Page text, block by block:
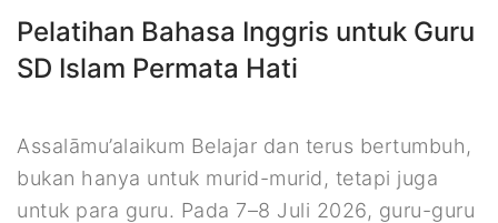
Pelatihan Bahasa Inggris untuk Guru
SD Islam Permata Hati
Assalāmu’alaikum Belajar dan terus bertumbuh,
bukan hanya untuk murid-murid, tetapi juga
untuk para guru. Pada 7–8 Juli 2026, guru-guru